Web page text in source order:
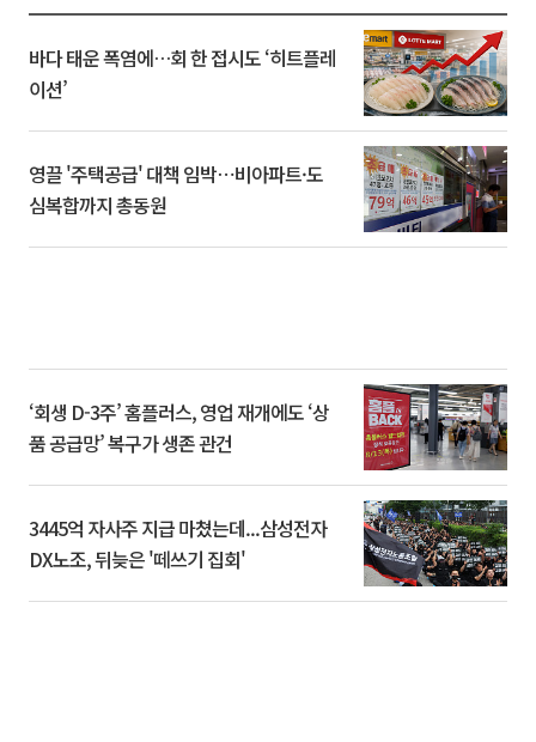
바다 태운 폭염에…회 한 접시도 ‘히트플레
이션’
영끌 '주택공급' 대책 임박⋯비아파트·도
심복합까지 총동원
‘회생 D-3주’ 홈플러스, 영업 재개에도 ‘상
품 공급망’ 복구가 생존 관건
3445억 자사주 지급 마쳤는데...삼성전자
DX노조, 뒤늦은 '떼쓰기 집회'